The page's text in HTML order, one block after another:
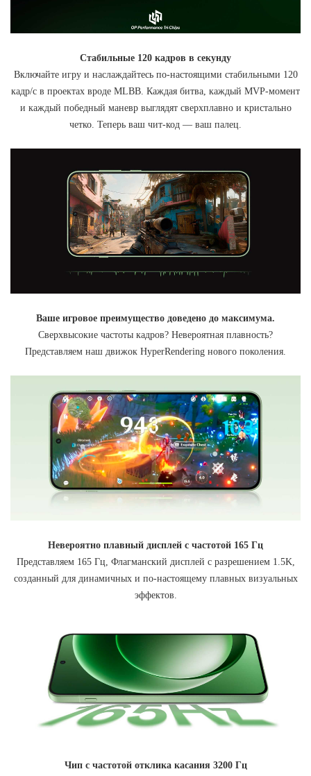
Стабильные 120 кадров в секунду
Включайте игру и наслаждайтесь по-настоящими стабильными 120
кадр/с в проектах вроде MLBB. Каждая битва, каждый MVP-момент
и каждый победный маневр выглядят сверхплавно и кристально
четко. Теперь ваш чит-код — ваш палец.
Ваше игровое преимущество доведено до максимума.
Сверхвысокие частоты кадров? Невероятная плавность?
Представляем наш движок HyperRendering нового поколения.
Невероятно плавный дисплей с частотой 165 Гц
Представляем 165 Гц, Флагманский дисплей с разрешением 1.5K,
созданный для динамичных и по-настоящему плавных визуальных
эффектов.
Чип с частотой отклика касания 3200 Гц